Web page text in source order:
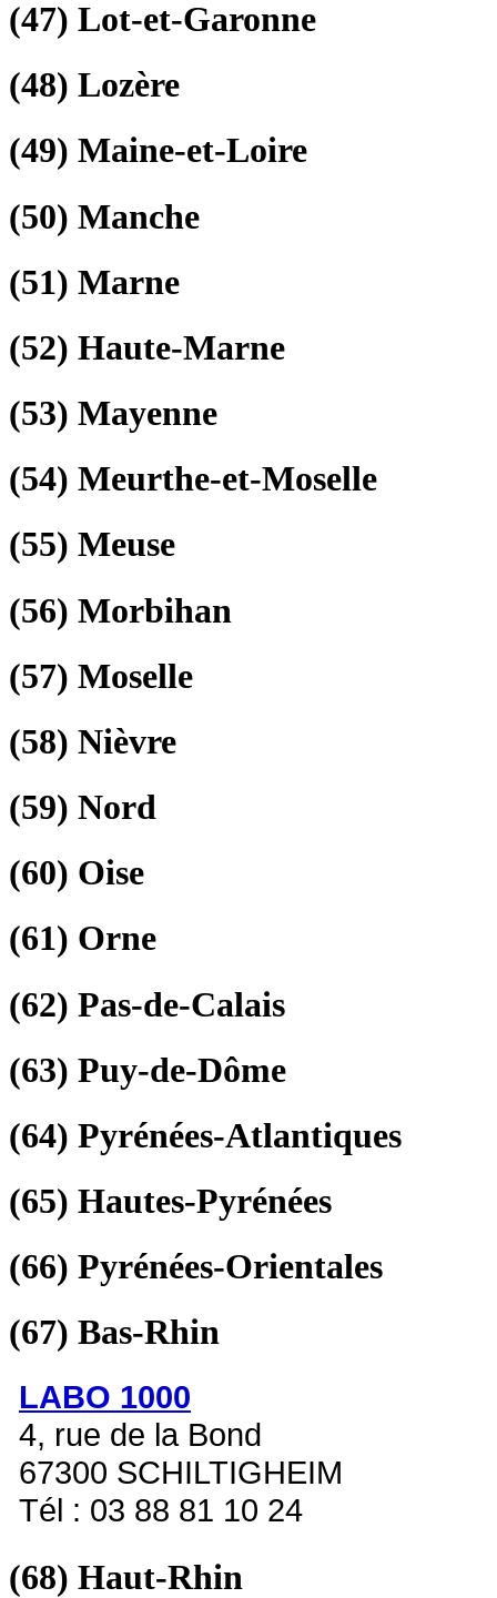
(47) Lot-et-Garonne
(48) Lozère
(49) Maine-et-Loire
(50) Manche
(51) Marne
(52) Haute-Marne
(53) Mayenne
(54) Meurthe-et-Moselle
(55) Meuse
(56) Morbihan
(57) Moselle
(58) Nièvre
(59) Nord
(60) Oise
(61) Orne
(62) Pas-de-Calais
(63) Puy-de-Dôme
(64) Pyrénées-Atlantiques
(65) Hautes-Pyrénées
(66) Pyrénées-Orientales
(67) Bas-Rhin
LABO 1000
4, rue de la Bond
67300 SCHILTIGHEIM
Tél : 03 88 81 10 24
(68) Haut-Rhin